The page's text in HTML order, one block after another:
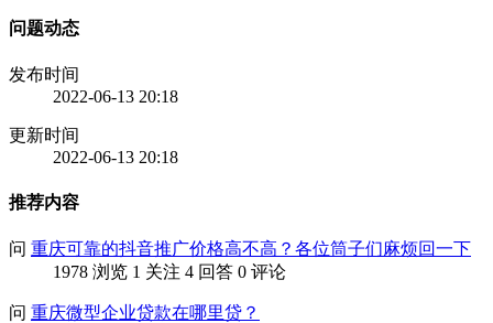
问题动态
发布时间
2022-06-13 20:18
更新时间
2022-06-13 20:18
推荐内容
问 重庆可靠的抖音推广价格高不高？各位筒子们麻烦回一下
1978 浏览 1 关注 4 回答 0 评论
问 重庆微型企业贷款在哪里贷？